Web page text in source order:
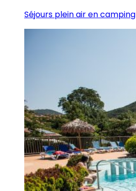
Séjours plein air en camping